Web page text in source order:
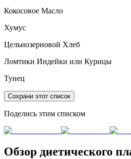
Кокосовое Масло
Хумус
Цельнозерновой Хлеб
Ломтики Индейки или Курицы
Тунец
Сохрани этот список
Поделись этим списком
Обзор диетического